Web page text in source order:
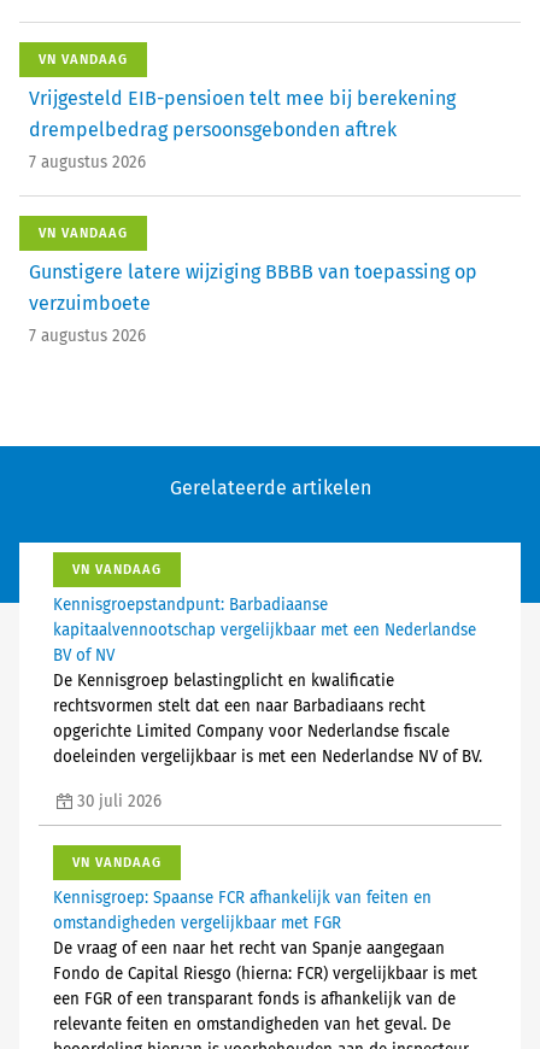
VN VANDAAG
Vrijgesteld EIB-pensioen telt mee bij berekening
drempelbedrag persoonsgebonden aftrek
7 augustus 2026
VN VANDAAG
Gunstigere latere wijziging BBBB van toepassing op
verzuimboete
7 augustus 2026
Gerelateerde artikelen
VN VANDAAG
Kennisgroepstandpunt: Barbadiaanse
kapitaalvennootschap vergelijkbaar met een Nederlandse
BV of NV
De Kennisgroep belastingplicht en kwalificatie
rechtsvormen stelt dat een naar Barbadiaans recht
opgerichte Limited Company voor Nederlandse fiscale
doeleinden vergelijkbaar is met een Nederlandse NV of BV.
30 juli 2026
VN VANDAAG
Kennisgroep: Spaanse FCR afhankelijk van feiten en
omstandigheden vergelijkbaar met FGR
De vraag of een naar het recht van Spanje aangegaan
Fondo de Capital Riesgo (hierna: FCR) vergelijkbaar is met
een FGR of een transparant fonds is afhankelijk van de
relevante feiten en omstandigheden van het geval. De